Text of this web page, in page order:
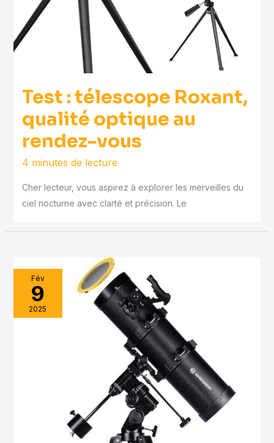
Test : télescope Roxant,
qualité optique au
rendez-vous
4 minutes de lecture
Cher lecteur, vous aspirez à explorer les merveilles du
ciel nocturne avec clarté et précision. Le
Fév
9
2025